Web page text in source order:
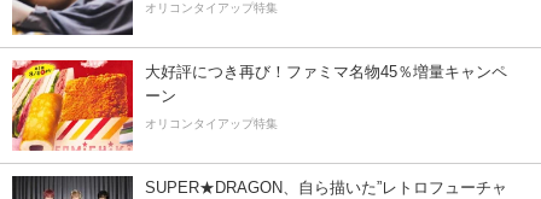
オリコンタイアップ特集
大好評につき再び！ファミマ名物45％増量キャンペ
ーン
オリコンタイアップ特集
SUPER★DRAGON、自ら描いた”レトロフューチャ